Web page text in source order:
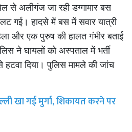
से अलीगंज जा रही डग्गामार बस
गई। हादसे में बस में सवार यात्री
और एक पुरुष की हालत गंभीर बताई
ने घायलों को अस्पताल में भर्ती
दिया। पुलिस मामले की जांच
खा गई मुर्गा, शिकायत करने पर